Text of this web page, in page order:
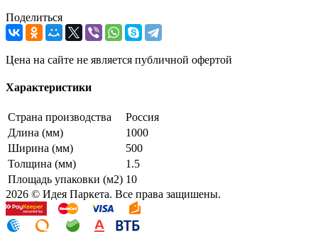
Поделиться
Цена на сайте не является публичной офертой
Характеристики
Страна производства
Россия
Длина (мм)
1000
Ширина (мм)
500
Толщина (мм)
1.5
Площадь упаковки (м2) 10
2026 © Идея Паркета. Все права защишены.